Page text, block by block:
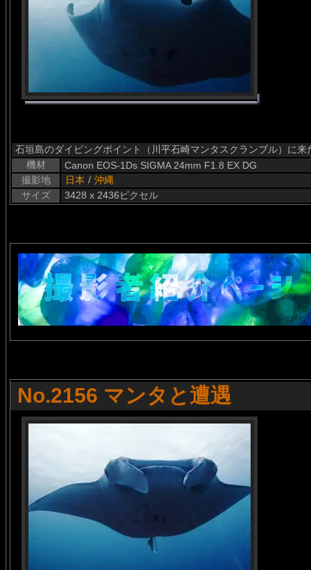
石垣島のダイビングポイント（川平石崎マンタスクランブル）に来
機材
Canon EOS-1Ds SIGMA 24mm F1.8 EX DG
撮影地
日本 / 沖縄
サイズ
3428 x 2436ピクセル
No.2156 マンタと遭遇